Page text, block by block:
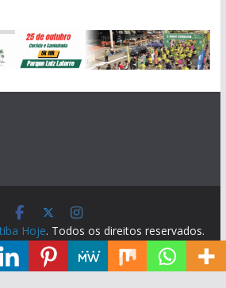
Hoje. Todos os direitos reservados.
ThemeGrill. Powered by WordPress